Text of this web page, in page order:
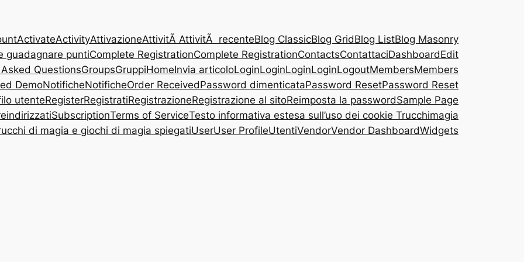
ActivateActivityAttivazioneAttivitÃ AttivitÃ recenteBlog ClassicBlog GridBlog ListBlog Masonry
guadagnare puntiComplete RegistrationComplete RegistrationContactsContattaciDashboardEdit
QuestionsGroupsGruppiHomeInvia articoloLoginLoginLoginLoginLogoutMembersMembers
DemoNotificheNotificheOrder ReceivedPassword dimenticataPassword ResetPassword Reset
utenteRegisterRegistratiRegistrazioneRegistrazione al sitoReimposta la passwordSample Page
SubscriptionTerms of ServiceTesto informativa estesa sull’uso dei cookie Trucchimagia
di magia e giochi di magia spiegatiUserUser ProfileUtentiVendorVendor DashboardWidgets